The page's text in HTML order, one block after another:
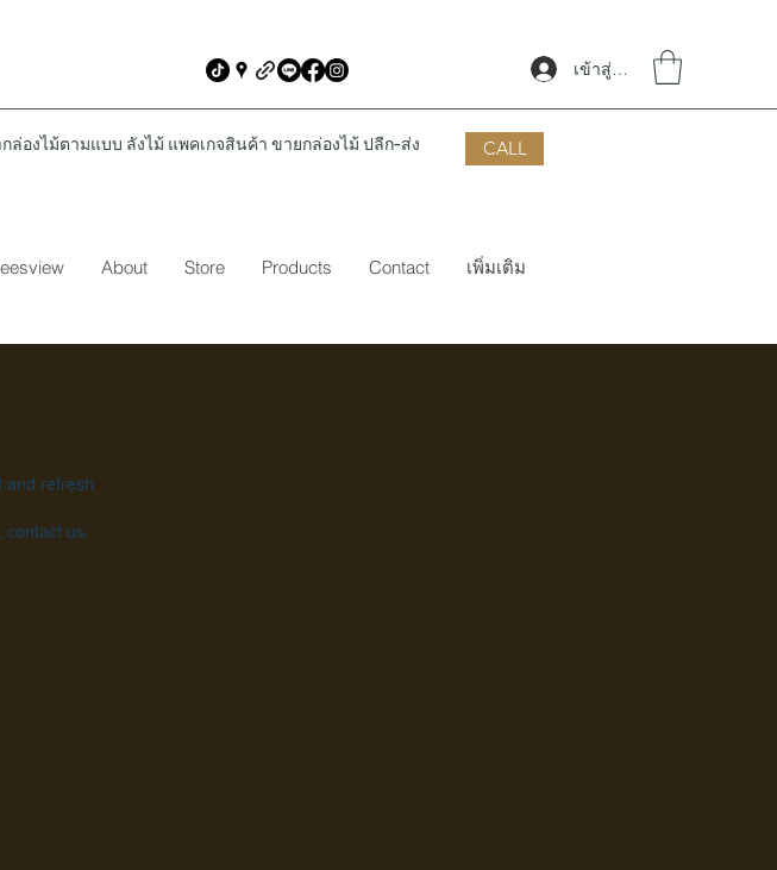
เข้าสู่ระบบ
ล่องไม้ตามแบบ ลังไม้ แพคเกจสินค้า ขายกล่องไม้ ปลีก-ส่ง CALL
About Store Products Contact เพิ่มเติม
and refresh
contact us.